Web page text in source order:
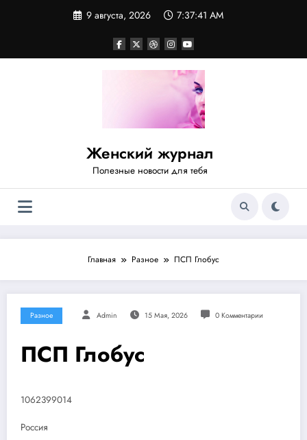
9 августа, 2026 7:37:41 AM
Женский журнал
Полезные новости для тебя
Главная Разное ПСП Глобус
Разное Admin 15 Мая, 2026 0 Комментарии
ПСП Глобус
1062399014
Россия